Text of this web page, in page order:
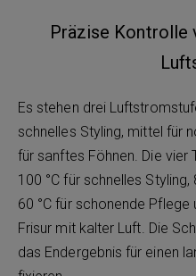
Präzise Kontrolle
Es stehen drei
schnelles Styling, mittel für
für sanftes Föhnen. Die
100 °C für schnelles
60 °C für schonende Pflege
Frisur mit kalter Luft. Die
das Endergebnis für einen